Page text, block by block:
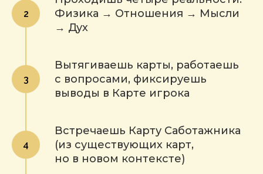
Физика → Отношения → Мысли
→ Дух
Вытягиваешь карты, работаешь
с вопросами, фиксируешь
выводы в Карте игрока
Встречаешь Карту Саботажника
(из существующих карт,
но в новом контексте)